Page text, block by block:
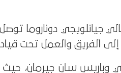
جيانلويجي دوناروما
والعمل تحت قيادة
وباريس سان جيرمان،